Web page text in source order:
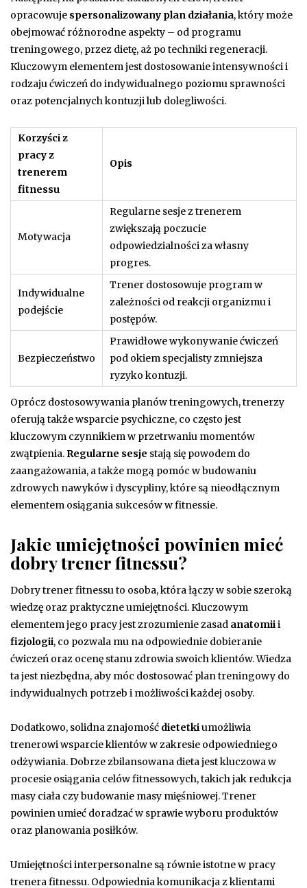
opracowuje spersonalizowany plan działania, który może
obejmować różnorodne aspekty – od programu
treningowego, przez dietę, aż po techniki regeneracji.
Kluczowym elementem jest dostosowanie intensywności i
rodzaju ćwiczeń do indywidualnego poziomu sprawności
oraz potencjalnych kontuzji lub dolegliwości.
Korzyści z
pracy z
trenerem
fitnessu
Opis
Motywacja
Regularne sesje z trenerem
zwiększają poczucie
odpowiedzialności za własny
progres.
Indywidualne
podejście
Trener dostosowuje program w
zależności od reakcji organizmu i
postępów.
Bezpieczeństwo
Prawidłowe wykonywanie ćwiczeń
pod okiem specjalisty zmniejsza
ryzyko kontuzji.
Oprócz dostosowywania planów treningowych, trenerzy
oferują także wsparcie psychiczne, co często jest
kluczowym czynnikiem w przetrwaniu momentów
zwątpienia. Regularne sesje stają się powodem do
zaangażowania, a także mogą pomóc w budowaniu
zdrowych nawyków i dyscypliny, które są nieodłącznym
elementem osiągania sukcesów w fitnessie.
Jakie umiejętności powinien mieć
dobry trener fitnessu?
Dobry trener fitnessu to osoba, która łączy w sobie szeroką
wiedzę oraz praktyczne umiejętności. Kluczowym
elementem jego pracy jest zrozumienie zasad anatomiii
fizjologii, co pozwala mu na odpowiednie dobieranie
ćwiczeń oraz ocenę stanu zdrowia swoich klientów. Wiedza
ta jest niezbędna, aby móc dostosować plan treningowy do
indywidualnych potrzeb i możliwości każdej osoby.
Dodatkowo, solidna znajomość dietetkiumożliwia
trenerowi wsparcie klientów w zakresie odpowiedniego
odżywiania. Dobrze zbilansowana dieta jest kluczowa w
procesie osiągania celów fitnessowych, takich jak redukcja
masy ciała czy budowanie masy mięśniowej. Trener
powinien umieć doradzać w sprawie wyboru produktów
oraz planowania posiłków.
Umiejętności interpersonalne są równie istotne w pracy
trenera fitnessu. Odpowiednia komunikacja z klientami